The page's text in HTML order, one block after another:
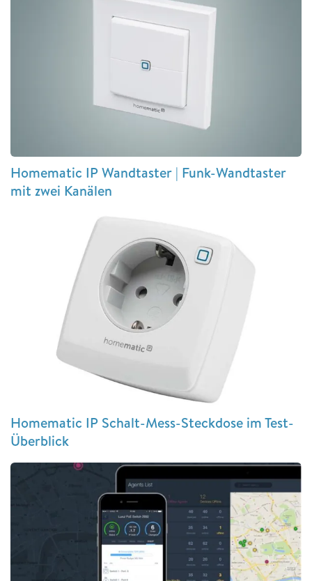
Homematic IP Wandtaster | Funk-Wandtaster
mit zwei Kanälen
Homematic IP Schalt-Mess-Steckdose im Test-
Überblick